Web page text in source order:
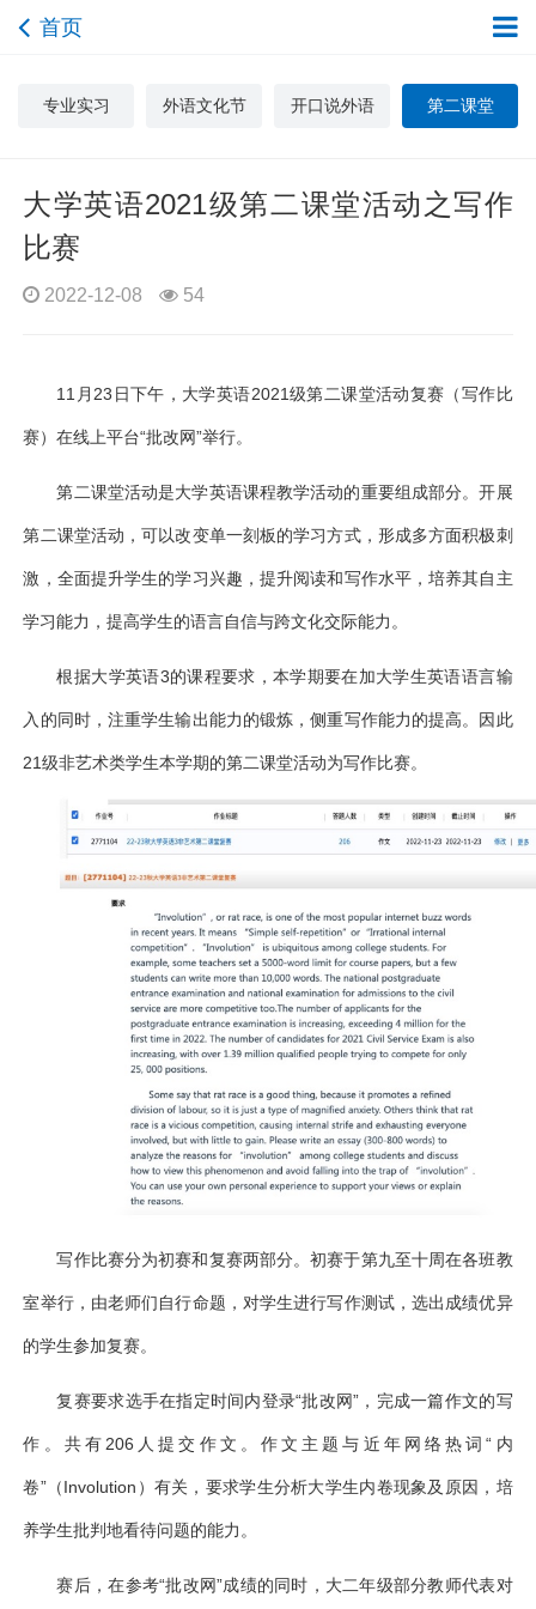
首页
专业实习 外语文化节 开口说外语 第二课堂
大学英语2021级第二课堂活动之写作
比赛
2022-12-08 54
11月23日下午，大学英语2021级第二课堂活动复赛（写作比
赛）在线上平台“批改网”举行。
第二课堂活动是大学英语课程教学活动的重要组成部分。开展
第二课堂活动，可以改变单一刻板的学习方式，形成多方面积极刺
激，全面提升学生的学习兴趣，提升阅读和写作水平，培养其自主
学习能力，提高学生的语言自信与跨文化交际能力。
根据大学英语3的课程要求，本学期要在加大学生英语语言输
入的同时，注重学生输出能力的锻炼，侧重写作能力的提高。因此
21级非艺术类学生本学期的第二课堂活动为写作比赛。
写作比赛分为初赛和复赛两部分。初赛于第九至十周在各班教
室举行，由老师们自行命题，对学生进行写作测试，选出成绩优异
的学生参加复赛。
复赛要求选手在指定时间内登录“批改网”，完成一篇作文的写
作。共有206 人提交作文。作文主题与近年网络热词“内
卷”（Involution）有关，要求学生分析大学生内卷现象及原因，培
养学生批判地看待问题的能力。
赛后，在参考“批改网”成绩的同时，大二年级部分教师代表对